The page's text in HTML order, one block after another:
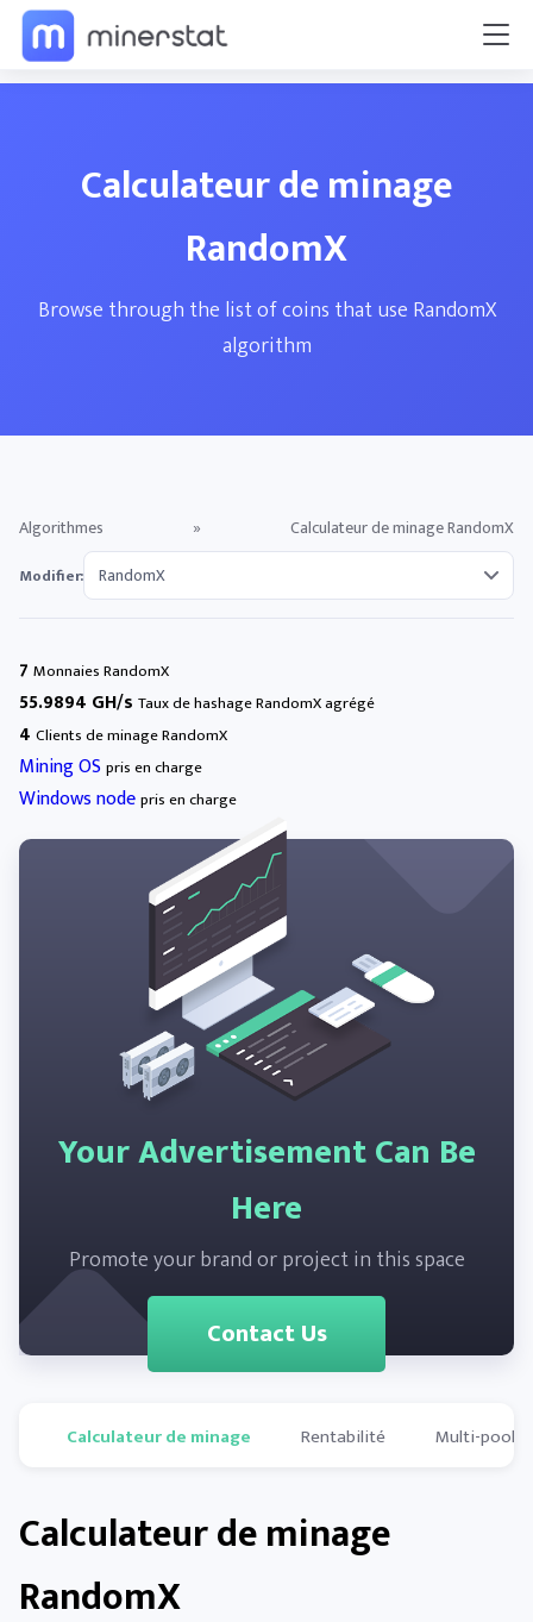
Calculateur de minage
RandomX
Browse through the list of coins that use RandomX
algorithm
Algorithmes » Calculateur de minage RandomX
Modifier:
7 Monnaies RandomX
55.9894 GH/s Taux de hashage RandomX agrégé
4 Clients de minage RandomX
Mining OS pris en charge
Windows nodepris en charge
Your Advertisement Can Be
Here
Promote your brand or project in this space
Contact Us
Calculateur de minage Rentabilité Multi-pools
Calculateur de minage
RandomX